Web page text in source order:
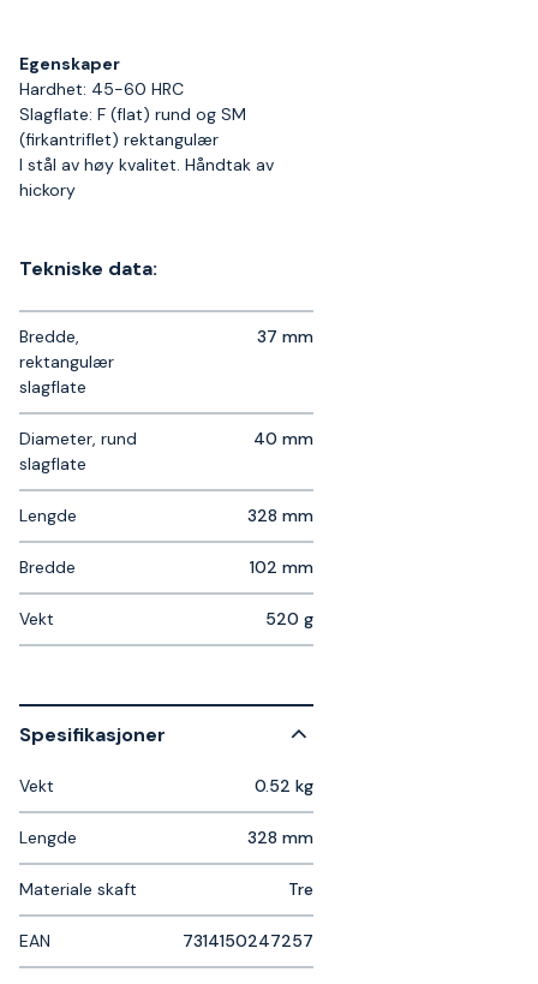
Egenskaper
Hardhet: 45-60 HRC
Slagflate: F (flat) rund og SM
(firkantriflet) rektangulær
I stål av høy kvalitet. Håndtak av
hickory
Tekniske data:
Bredde,
rektangulær
slagflate
37 mm
Diameter, rund
slagflate
40 mm
Lengde 328 mm
Bredde 102 mm
Vekt 520 g
Spesifikasjoner
Vekt 0.52 kg
Lengde 328 mm
Materiale skaft Tre
EAN 7314150247257